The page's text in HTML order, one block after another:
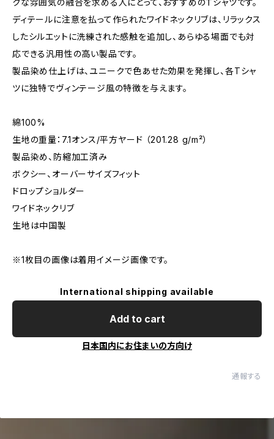
クな雰囲気の融合を求める人にとって、おすすめのＴシャツです。
ディテールに注意を払って作られたワイドネックリブは、リラックス
したシルエットに洗練された感触を追加し、あらゆる場面でも対
応できる汎用性の高い製品です。
製品染め仕上げは、ユニークで色あせた効果を発揮し、各Tシャ
ツに独特でヴィンテージ風の特徴を与えます。
綿100%
生地の重量：7.1オンス/平方ヤード （201.28 g/m²）
製品染め、防縮加工済み
ボクシー、オーバーサイズフィット
ドロップショルダー
ワイドネックリブ
生地は中国製
※1枚目の画像は着用イメージ画像です。
International shipping available
Add to cart
日本国内にお住まいの方向け
通報する